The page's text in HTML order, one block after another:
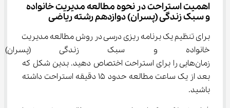
اهمیت استراحت در نحوه مطالعه مدیریت خانواده
و سبک زندگی (پسران) دوازدهم رشته ریاضی
برای تنظیم یک برنامه ریزی درسی در روش مطالعه مدیریت
خانواده و سبک زندگی
زمان‌هایی را برای استراحت اختصاص دهید. بدین شکل که
بعد از یک ساعت مطالعه حدود 15 دقیقه استراحت داشته
باشید.